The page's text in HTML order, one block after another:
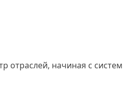
отраслей, начиная с